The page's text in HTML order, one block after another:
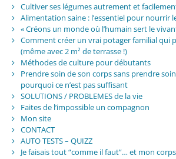
Cultiver ses légumes autrement et
Alimentation saine : l’essentiel pour nourrir
« Créons un monde où l’humain sert le
Comment créer un vrai potager familial qui
(même avec 2 m² de terrasse !)
Méthodes de culture pour débutants
Prendre soin de son corps sans prendre
pourquoi ce n’est pas suffisant
SOLUTIONS / PROBLEMES de la vie
Faites de l’impossible un compagnon
Mon site
CONTACT
AUTO TESTS – QUIZZ
Je faisais tout “comme il faut”… et mon